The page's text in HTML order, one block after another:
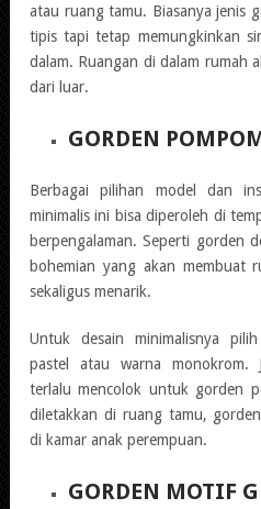
atau ruang tamu. Biasanya jenis
tipis tapi tetap memungkinkan
dalam. Ruangan di dalam rumah
dari luar.
GORDEN
Berbagai pilihan model dan
minimalis ini bisa diperoleh di
berpengalaman. Seperti gorden
bohemian yang akan membuat
sekaligus menarik.
Untuk desain minimalisnya
pastel atau warna monokrom.
terlalu mencolok untuk gorden
diletakkan di ruang tamu,
di kamar anak perempuan.
GORDEN MOTIF